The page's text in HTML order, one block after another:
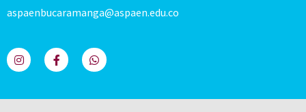
aspaenbucaramanga@aspaen.edu.co